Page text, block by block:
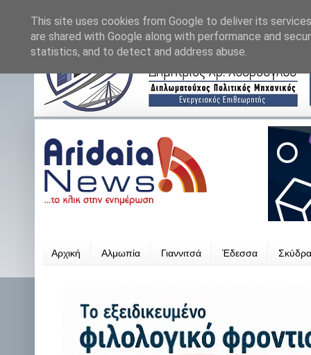
Αρχική Αλμωπία Γιαννιτσά Έδεσσα Σκύδρα
This site uses cookies from Google to deliver its
are shared with Google along with performance and
statistics, and to detect and address abuse.